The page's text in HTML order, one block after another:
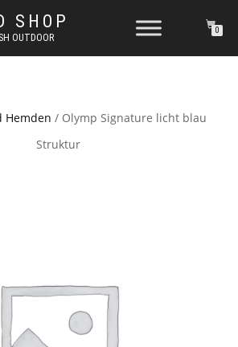
SHOP
OUTDOOR
0
Hemden / Olymp Signature licht blau
Struktur